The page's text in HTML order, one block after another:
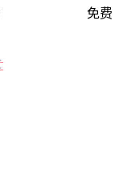
免费